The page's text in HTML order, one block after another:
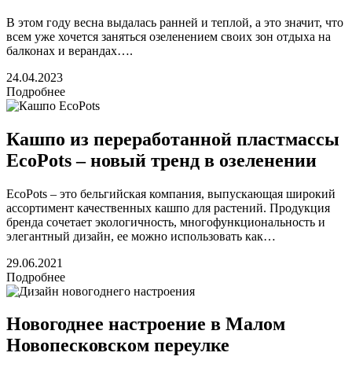
В этом году весна выдалась ранней и теплой, а это значит, что
всем уже хочется заняться озеленением своих зон отдыха на
балконах и верандах….
24.04.2023
Подробнее
Кашпо из переработанной пластмассы
EcoPots – новый тренд в озеленении
EcoPots – это бельгийская компания, выпускающая широкий
ассортимент качественных кашпо для растений. Продукция
бренда сочетает экологичность, многофункциональность и
элегантный дизайн, ее можно использовать как…
29.06.2021
Подробнее
Новогоднее настроение в Малом
Новопесковском переулке